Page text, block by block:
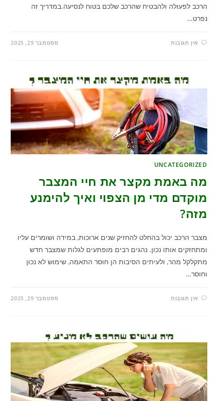
הרכב לפעולה ולהבטיח שהרכב שלכם בטוח לנסיעה.במדריך זה
נפרט…
אין תגובות ספטמבר 29, 2025
UNCATEGORIZED
מה באמת מקצר את חיי המצבר
מוקדם מדי מן הצפוי ואיך להימנע
מזה?
מצבר הרכב יכול בהחלט להחזיק שנים ארוכות, במידה ושומרים עליו
ומתחזקים אותו נכון. נהגים רבים מופתעים לגלות שמצבר חדש
מתקלקל מהר, ולעיתים הסיבות הן חוסר התאמה, שימוש לא נכון
וחוסר…
אין תגובות ספטמבר 29, 2025